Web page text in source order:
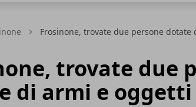
Frosinone, trovate due persone
trovate due
di armi e oggetti